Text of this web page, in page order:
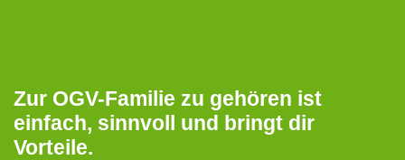
Zur OGV-Familie zu gehören ist
einfach, sinnvoll und bringt dir
Vorteile.